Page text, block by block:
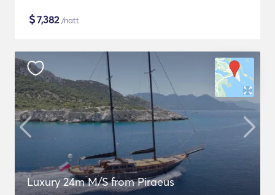
$7,382/natt
Luxury 24m M/S from Piraeus